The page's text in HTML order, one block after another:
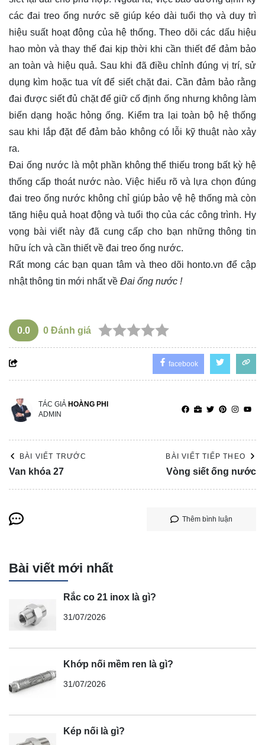
các đai treo ống nước sẽ giúp kéo dài tuổi thọ và duy trì
hiệu suất hoạt động của hệ thống. Theo dõi các dấu hiệu
hao mòn và thay thế đai kịp thời khi cần thiết để đảm bảo
an toàn và hiệu quả. Sau khi đã điều chỉnh đúng vị trí, sử
dụng kìm hoặc tua vít để siết chặt đai. Cần đảm bảo rằng
đai được siết đủ chặt để giữ cố định ống nhưng không làm
biến dạng hoặc hỏng ống. Kiểm tra lại toàn bộ hệ thống
sau khi lắp đặt để đảm bảo không có lỗi kỹ thuật nào xảy
ra.
Đai ống nước là một phần không thể thiếu trong bất kỳ hệ
thống cấp thoát nước nào. Việc hiểu rõ và lựa chọn đúng
đai treo ống nước không chỉ giúp bảo vệ hệ thống mà còn
tăng hiệu quả hoạt động và tuổi thọ của các công trình. Hy
vọng bài viết này đã cung cấp cho bạn những thông tin
hữu ích và cần thiết về đai treo ống nước.
Rất mong các bạn quan tâm và theo dõi honto.vn để cập
nhật thông tin mới nhất về Đai ống nước !
0.0 0 Đánh giá
facebook
TÁC GIẢ HOÀNG PHI
ADMIN
BÀI VIẾT TRƯỚC
Van khóa 27
BÀI VIẾT TIẾP THEO
Vòng siết ống nước
Thêm bình luận
Bài viết mới nhất
Rắc co 21 inox là gì?
31/07/2026
Khớp nối mềm ren là gì?
31/07/2026
Kép nối là gì?